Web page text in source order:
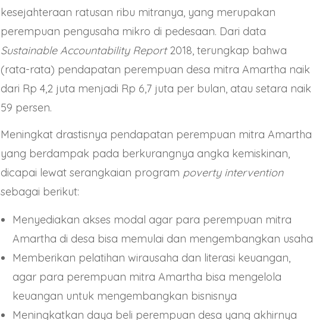
kesejahteraan ratusan ribu mitranya, yang merupakan
perempuan pengusaha mikro di pedesaan. Dari data
Sustainable Accountability Report2018, terungkap bahwa
(rata-rata) pendapatan perempuan desa mitra Amartha naik
dari Rp 4,2 juta menjadi Rp 6,7 juta per bulan, atau setara naik
59 persen.
Meningkat drastisnya pendapatan perempuan mitra Amartha
yang berdampak pada berkurangnya angka kemiskinan,
dicapai lewat serangkaian program poverty intervention
sebagai berikut:
Menyediakan akses modal agar para perempuan mitra
Amartha di desa bisa memulai dan mengembangkan usaha
Memberikan pelatihan wirausaha dan literasi keuangan,
agar para perempuan mitra Amartha bisa mengelola
keuangan untuk mengembangkan bisnisnya
Meningkatkan daya beli perempuan desa yang akhirnya